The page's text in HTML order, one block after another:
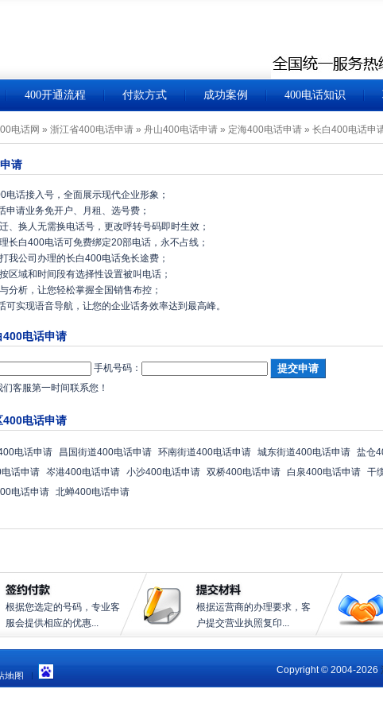
400开通流程 付款方式 成功案例 400电话知识
电话网 » 浙江省400电话申请 » 舟山400电话申请 » 定海400电话申请 » 长白400电话申
请
电话接入号，全面展示现代企业形象；
申请业务免开户、月租、选号费；
、换人无需换电话号，更改呼转号码即时生效；
长白400电话可免费绑定20部电话，永不占线；
我公司办理的长白400电话免长途费；
区域和时间段有选择性设置被叫电话；
分析，让您轻松掌握全国销售布控；
可实现语音导航，让您的企业话务效率达到最高峰。
400电话申请
手机号码：
客服第一时间联系您！
400电话申请
电话申请 昌国街道400电话申请 环南街道400电话申请 城东街道400电话申请 盐仓
话申请 岑港400电话申请 小沙400电话申请 双桥400电话申请 白泉400电话申请 干
电话申请 北蝉400电话申请
根据您选定的号码，专业客
服会提供相应的优惠...
根据运营商的办理要求，客
户提交营业执照复印...
地图
Copyright © 2004-2026